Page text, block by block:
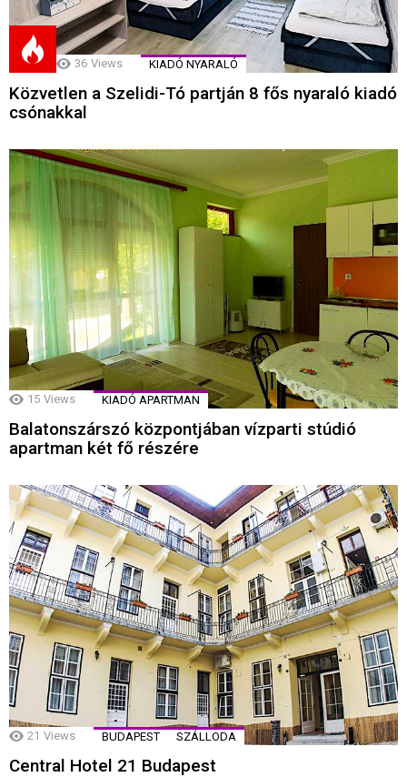
36 Views KIADÓ NYARALÓ
Közvetlen a Szelidi-Tó partján 8 fős nyaraló kiadó
csónakkal
15 Views KIADÓ APARTMAN
Balatonszárszó központjában vízparti stúdió
apartman két fő részére
21 Views BUDAPEST SZÁLLODA
Central Hotel 21 Budapest